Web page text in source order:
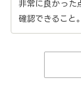
非常に良かった
確認できること。